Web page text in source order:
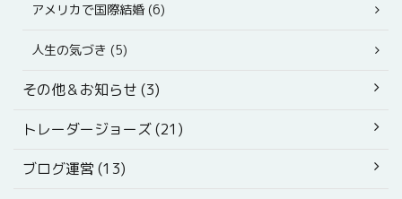
アメリカで国際結婚 (6)
人生の気づき (5)
その他＆お知らせ (3)
トレーダージョーズ (21)
ブログ運営 (13)